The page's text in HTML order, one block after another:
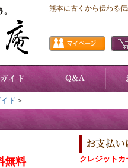
熊本に古くから伝わる
ド ＞
無料 クレジットカ